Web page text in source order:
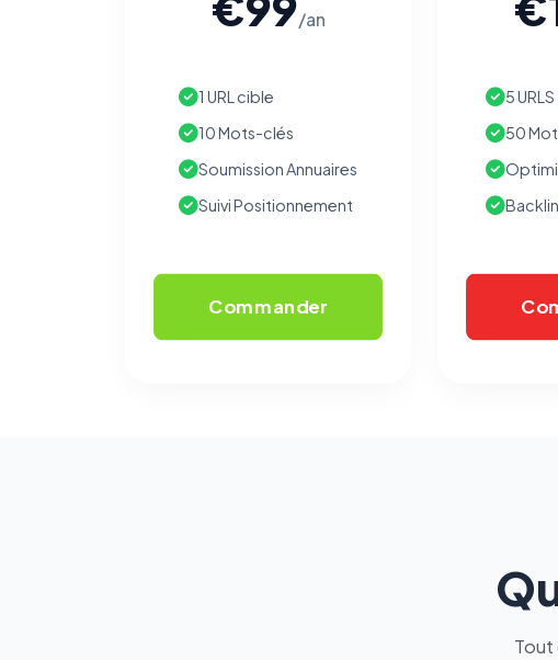
/an
1 URL cible
10 Mots-clés
Soumission Annuaires
Suivi Positionnement
Commander
5
50
Tout